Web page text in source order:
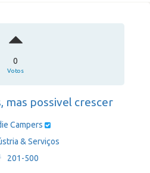
0
Votos
mas possivel crescer
Campers
& Serviços
·
201-500